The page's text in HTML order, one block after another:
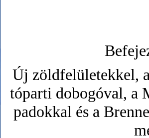
Új zöldfelületekkel,
tóparti dobogóval, a
padokkal és a